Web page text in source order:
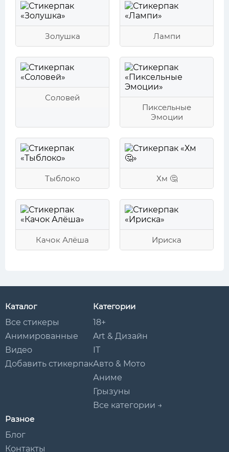
Золушка Лампи
Соловей
Пиксельные
Эмоции
Тыблоко Хм 🤔
Качок Алёша Ириска
Каталог
Все стикеры
Анимированные
Видео
Добавить стикерпак
Категории
18+
Art & Дизайн
IT
Авто & Мото
Аниме
Грызуны
Все категории →
Разное
Блог
Контакты